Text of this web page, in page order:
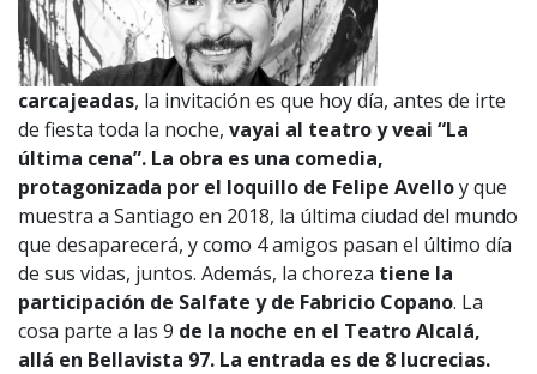
carcajeadas, la invitación es que hoy día, antes de irte
de fiesta toda la noche, vayai al teatro y veai “La
última cena”. La obra es una comedia,
protagonizada por el loquillo de Felipe Avelloy que
muestra a Santiago en 2018, la última ciudad del mundo
que desaparecerá, y como 4 amigos pasan el último día
de sus vidas, juntos. Además, la choreza tiene la
participación de Salfate y de Fabricio Copano. La
cosa parte a las 9 de la noche en el Teatro Alcalá,
allá en Bellavista 97. La entrada es de 8 lucrecias.